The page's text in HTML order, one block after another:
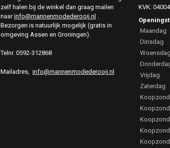
zelf halen bij de winkel dan graag mailen
naarinfo@mannenmodederooij.nl
Bezorgen is natuurlijk mogelijk (gratis in
omgeving Assen en Groningen).
Telnr. 0592-312868
Mailadres, info@mannenmodederooij.nl
KVK:
Maandag
Dinsdag
Woensdag
Vrijdag
Zaterdag